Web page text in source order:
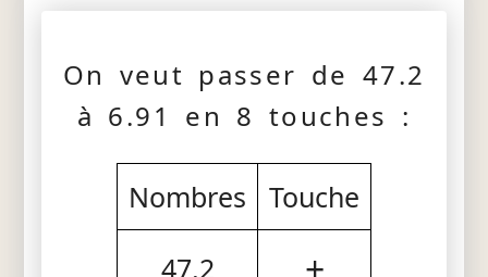
On veut passer de 47.2
à 6.91 en 8 touches :
Nombres
Touche
47.2